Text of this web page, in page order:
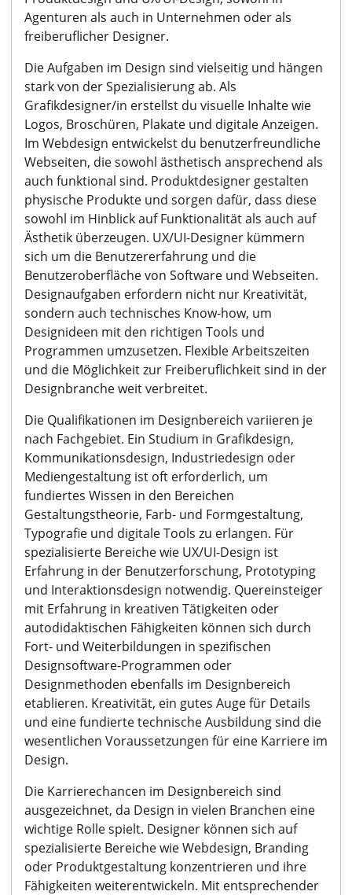
Agenturen als auch in Unternehmen oder als
freiberuflicher Designer.
Die Aufgaben im Design sind vielseitig und hängen
stark von der Spezialisierung ab. Als
Grafikdesigner/in erstellst du visuelle Inhalte wie
Logos, Broschüren, Plakate und digitale Anzeigen.
Im Webdesign entwickelst du benutzerfreundliche
Webseiten, die sowohl ästhetisch ansprechend als
auch funktional sind. Produktdesigner gestalten
physische Produkte und sorgen dafür, dass diese
sowohl im Hinblick auf Funktionalität als auch auf
Ästhetik überzeugen. UX/UI-Designer kümmern
sich um die Benutzererfahrung und die
Benutzeroberfläche von Software und Webseiten.
Designaufgaben erfordern nicht nur Kreativität,
sondern auch technisches Know-how, um
Designideen mit den richtigen Tools und
Programmen umzusetzen. Flexible Arbeitszeiten
und die Möglichkeit zur Freiberuflichkeit sind in der
Designbranche weit verbreitet.
Die Qualifikationen im Designbereich variieren je
nach Fachgebiet. Ein Studium in Grafikdesign,
Kommunikationsdesign, Industriedesign oder
Mediengestaltung ist oft erforderlich, um
fundiertes Wissen in den Bereichen
Gestaltungstheorie, Farb- und Formgestaltung,
Typografie und digitale Tools zu erlangen. Für
spezialisierte Bereiche wie UX/UI-Design ist
Erfahrung in der Benutzerforschung, Prototyping
und Interaktionsdesign notwendig. Quereinsteiger
mit Erfahrung in kreativen Tätigkeiten oder
autodidaktischen Fähigkeiten können sich durch
Fort- und Weiterbildungen in spezifischen
Designsoftware-Programmen oder
Designmethoden ebenfalls im Designbereich
etablieren. Kreativität, ein gutes Auge für Details
und eine fundierte technische Ausbildung sind die
wesentlichen Voraussetzungen für eine Karriere im
Design.
Die Karrierechancen im Designbereich sind
ausgezeichnet, da Design in vielen Branchen eine
wichtige Rolle spielt. Designer können sich auf
spezialisierte Bereiche wie Webdesign, Branding
oder Produktgestaltung konzentrieren und ihre
Fähigkeiten weiterentwickeln. Mit entsprechender